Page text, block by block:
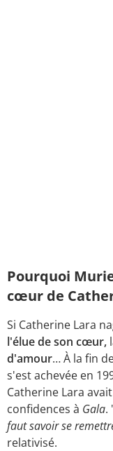
Pourquoi
cœur de
Si Catherine Lara
l'élue de son cœur,
d'amour… À la fin
s'est achevée en
Catherine Lara
confidences à Gala.
faut savoir se
relativisé.